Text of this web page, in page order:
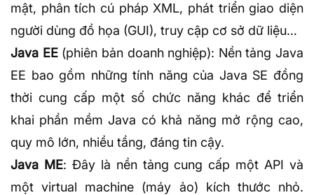
mật, phân tích cú pháp XML, phát triển giao diện
người dùng đồ họa (GUI), truy cập cơ sở dữ liệu…
Java EE(phiên bản doanh nghiệp): Nền tảng Java
EE bao gồm những tính năng của Java SE đồng
thời cung cấp một số chức năng khác để triển
khai phần mềm Java có khả năng mở rộng cao,
quy mô lớn, nhiều tầng, đáng tin cậy.
Java ME: Đây là nền tảng cung cấp một API và
một virtual machine (máy ảo) kích thước nhỏ.